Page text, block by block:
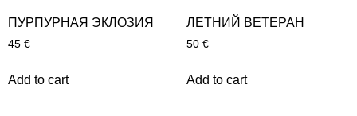
ПУРПУРНАЯ ЭКЛОЗИЯ
45 €
Add to cart
ЛЕТНИЙ ВЕТЕРАН
50 €
Add to cart